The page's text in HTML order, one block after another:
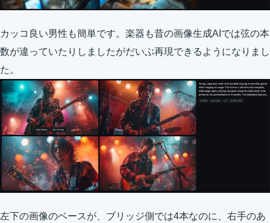
カッコ良い男性も簡単です。楽器も昔の画像生成AIでは弦の本
数が違っていたりしましたがだいぶ再現できるようになりまし
た。
左下の画像のベースが、ブリッジ側では4本なのに、右手のあ